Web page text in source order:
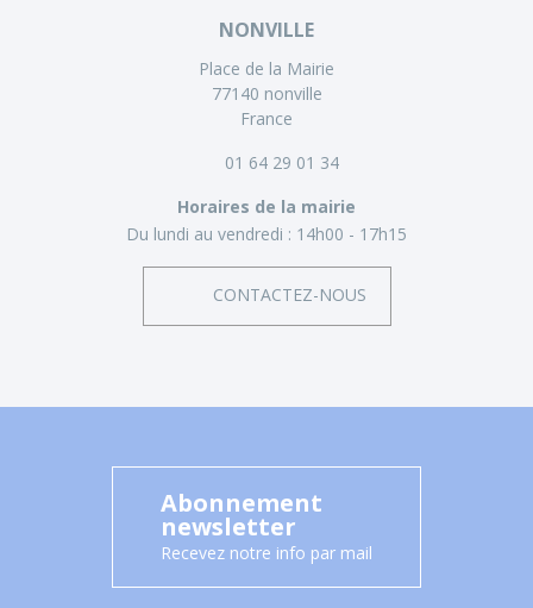
NONVILLE
Place de la Mairie
77140 nonville
France
01 64 29 01 34
Horaires de la mairie
Du lundi au vendredi : 14h00 - 17h15
CONTACTEZ-NOUS
Abonnement
newsletter
Recevez notre info par mail